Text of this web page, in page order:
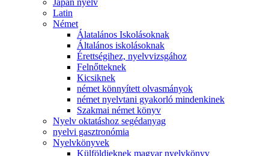
Japán nyelv
Latin
Német
Álatalános Iskolásoknak
Általános iskolásoknak
Érettségihez, nyelvvizsgához
Felnőtteknek
Kicsiknek
német könnyített olvasmányok
német nyelvtani gyakorló mindenkinek
Szakmai német könyv
Nyelv oktatáshoz segédanyag
nyelvi gasztronómia
Nyelvkönyvek
Külföldieknek magyar nyelvkönyv